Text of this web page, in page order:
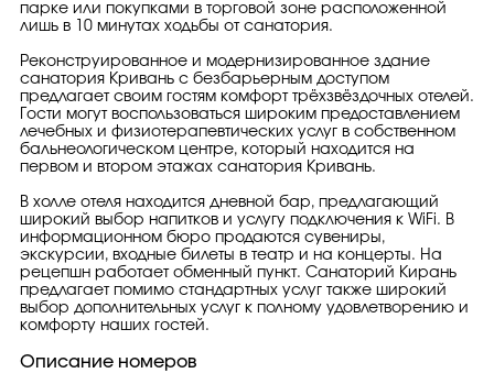
парке или покупками в торговой зоне расположенной
лишь в 10 минутах ходьбы от санатория.
Реконструированное и модернизированное здание
санатория Кривань с безбарьерным доступом
предлагает своим гостям комфорт трёхзвёздочных отелей.
Гости могут воспользоваться широким предоставлением
лечебных и физиотерапевтических услуг в собственном
бальнеологическом центре, который находится на
первом и втором этажах санатория Кривань.
В холле отеля находится дневной бар, предлагающий
широкий выбор напитков и услугу подключения к WiFi. В
информационном бюро продаются сувениры,
экскурсии, входные билеты в театр и на концерты. На
рецепшн работает обменный пункт. Санаторий Кирань
предлагает помимо стандартных услуг также широкий
выбор дополнительных услуг к полному удовлетворению и
комфорту наших гостей.
Описание номеров